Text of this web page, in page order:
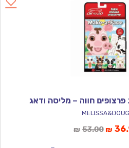
חווה – מליסה ודאג
MELISSA&DOUG
₪ 53.00המחיר
₪